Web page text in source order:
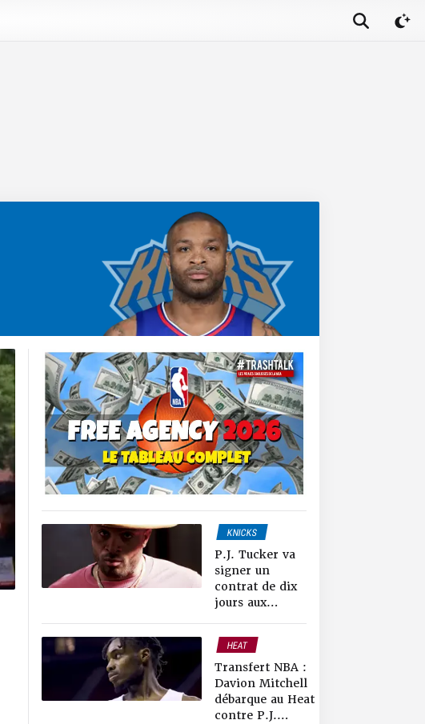
KNICKS
NEWS NBA
P.J. Tucker va
signer un
contrat de dix
jours aux
HEAT
RAPTORS
RUMEURS & TRADES
Transfert NBA :
Davion Mitchell
débarque au Heat
contre P.J.